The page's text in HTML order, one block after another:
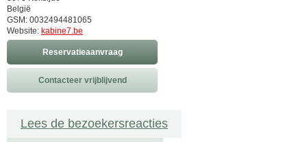
België
GSM: 0032494481065
Website: kabine7.be
Reservatieaanvraag
Contacteer vrijblijvend
Lees de bezoekersreacties